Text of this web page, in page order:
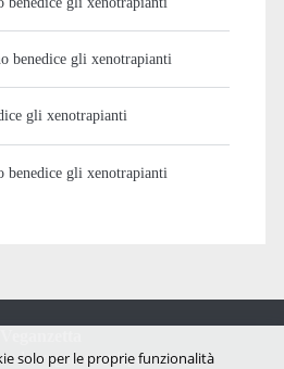
benedice gli xenotrapianti
gli xenotrapianti
benedice gli xenotrapianti
vegan e antispecista
solo per le proprie funzionalità